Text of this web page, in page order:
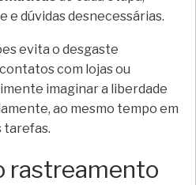
e dúvidas desnecessárias.
evita o desgaste
com lojas ou
imaginar a liberdade
ao mesmo tempo em
tarefas.
rastreamento